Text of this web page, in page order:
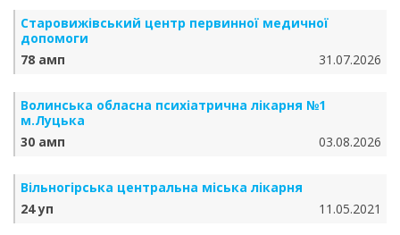
Старовижівський центр первинної медичної
допомоги
78 амп
31.07.2026
Волинська обласна психіатрична лікарня №1
м.Луцька
30 амп
03.08.2026
Вільногірська центральна міська лікарня
24 уп
11.05.2021